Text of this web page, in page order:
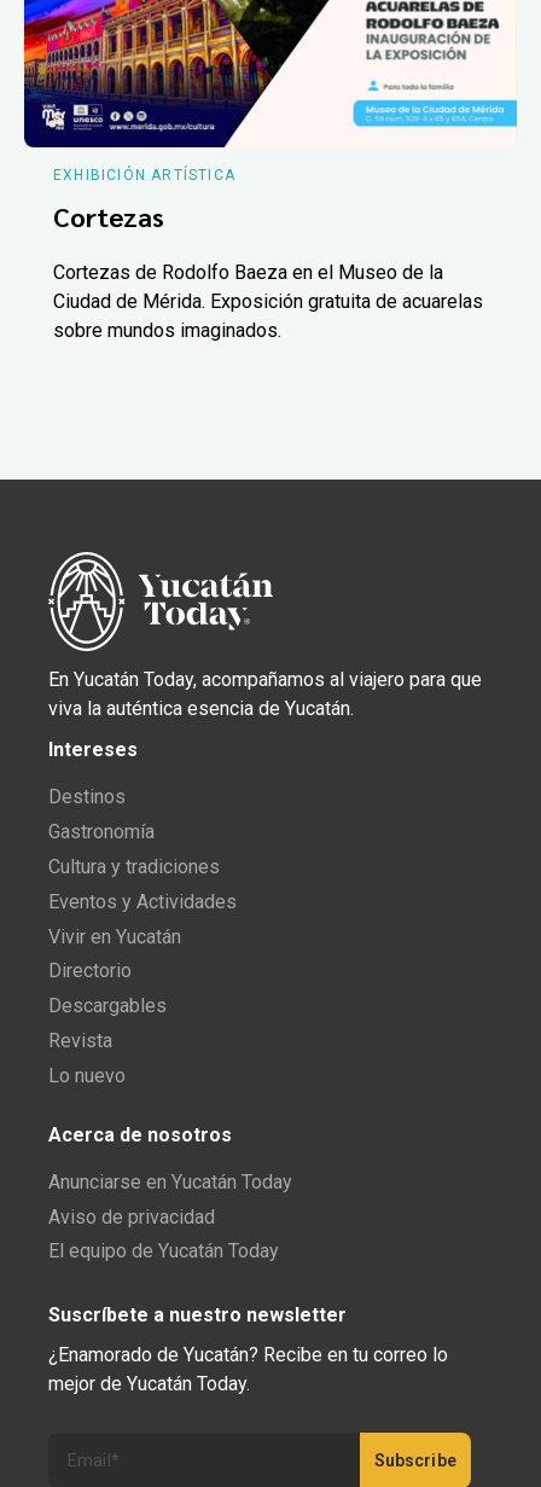
EXHIBICIÓN ARTÍSTICA
Cortezas
Cortezas de Rodolfo Baeza en el Museo de la
Ciudad de Mérida. Exposición gratuita de acuarelas
sobre mundos imaginados.
En Yucatán Today, acompañamos al viajero para que
viva la auténtica esencia de Yucatán.
Intereses
Destinos
Gastronomía
Cultura y tradiciones
Eventos y Actividades
Vivir en Yucatán
Directorio
Descargables
Revista
Lo nuevo
Acerca de nosotros
Anunciarse en Yucatán Today
Aviso de privacidad
El equipo de Yucatán Today
Suscríbete a nuestro newsletter
¿Enamorado de Yucatán? Recibe en tu correo lo
mejor de Yucatán Today.